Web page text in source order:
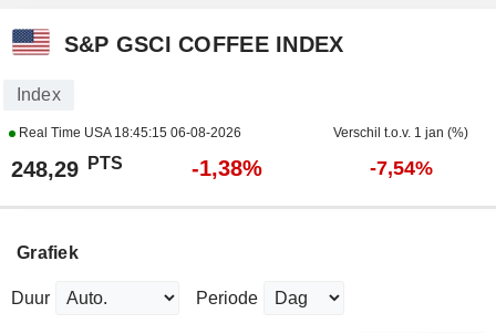
S&P GSCI COFFEE INDEX
Index
Real Time USA 18:45:15 06-08-2026 Verschil t.o.v. 1 jan (%)
248,29 PTS -1,38% -7,54%
Grafiek
Duur Periode